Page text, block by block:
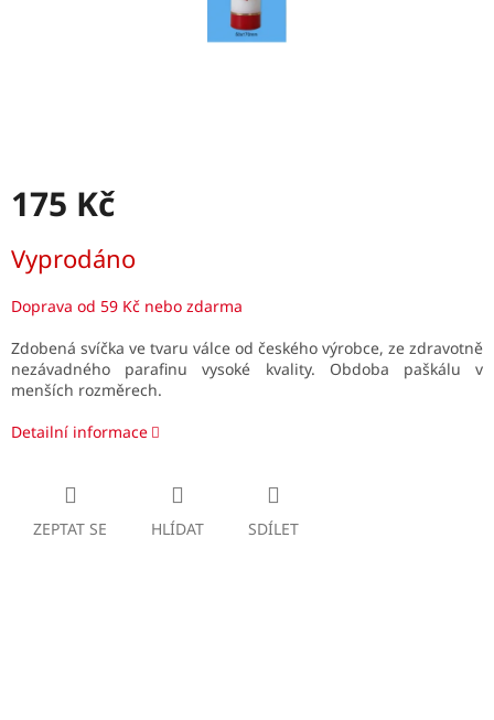
175 Kč
cena:
Vyprodáno
Doprava od 59 Kč nebo zdarma
Zdobená svíčka ve tvaru válce od českého výrobce, ze zdravotně
nezávadného parafinu vysoké kvality. Obdoba paškálu v
menších rozměrech.
Detailní informace
ZEPTAT SE HLÍDAT SDÍLET